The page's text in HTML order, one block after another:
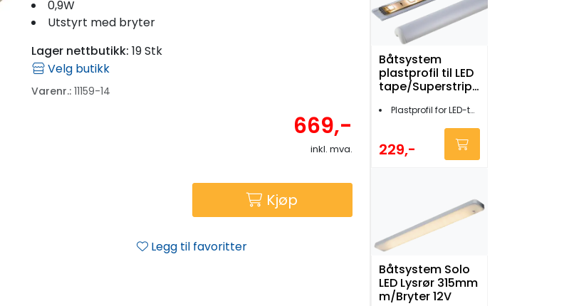
0,9W
Utstyrt med bryter
Lager nettbutikk: 19 Stk
Velg butikk
Varenr.: 11159-14
669,-
inkl. mva.
Kjøp
Legg til favoritter
Båtsystem
plastprofil til LED
tape/Superstrip 1
Plastprofil for LED-tape
229,-
Båtsystem Solo
LED Lysrør 315mm
m/Bryter 12V